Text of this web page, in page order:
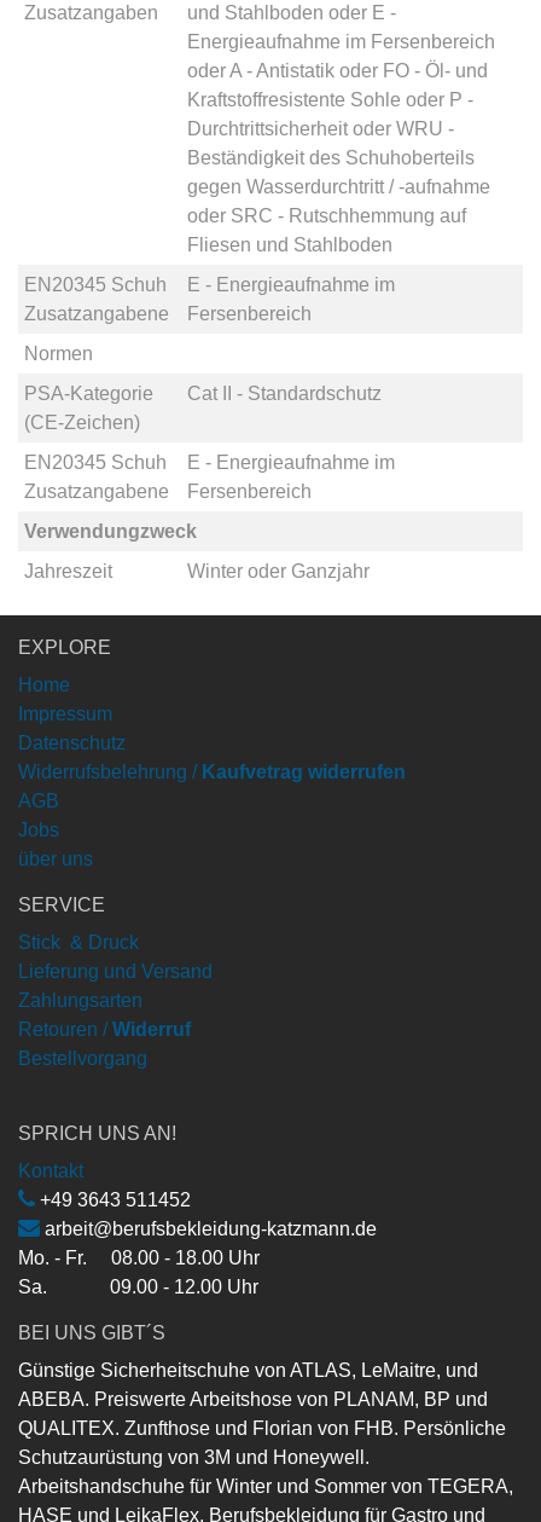
Zusatzangaben
und Stahlboden oder E -
Energieaufnahme im Fersenbereich
oderA - Antistatikoder FO - Öl- und
Kraftstoffresistente Sohle oder P -
Durchtrittsicherheitoder WRU -
Beständigkeit des Schuhoberteils
gegen Wasserdurchtritt / -aufnahme
oder SRC - Rutschhemmung auf
Fliesen und Stahlboden
EN20345 Schuh
Zusatzangabene
E - Energieaufnahme im
Fersenbereich
Normen
PSA-Kategorie
(CE-Zeichen)
Cat II - Standardschutz
EN20345 Schuh
Zusatzangabene
E - Energieaufnahme im
Fersenbereich
Verwendungzweck
Jahreszeit
Winteroder Ganzjahr
EXPLORE
Home
Impressum
Datenschutz
Widerrufsbelehrung / Kaufvetrag widerrufen
AGB
Jobs
über uns
SERVICE
Stick & Druck
Lieferung und Versand
Zahlungsarten
Retouren / Widerruf
Bestellvorgang
SPRICH UNS AN!
Kontakt
+49 3643 511452
arbeit@berufsbekleidung-katzmann.de
Mo. - Fr. 08.00 - 18.00 Uhr
Sa. 09.00 - 12.00 Uhr
BEI UNS GIBT´S
Günstige Sicherheitschuhe von ATLAS, LeMaitre, und
ABEBA. Preiswerte Arbeitshose von PLANAM, BP und
QUALITEX. Zunfthose und Florian von FHB. Persönliche
Schutzaurüstung von 3M und Honeywell.
Arbeitshandschuhe für Winter und Sommer von TEGERA,
HASE und LeikaFlex. Berufsbekleidung für Gastro und